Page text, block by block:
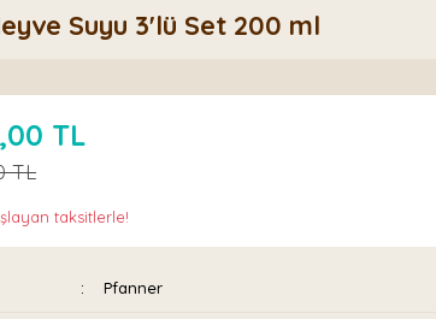
Suyu 3'lü Set 200 ml
TL
TL
taksitlerle!
Pfanner